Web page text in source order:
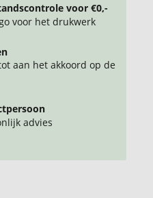
voor €0,-
voor het drukwerk
aan het akkoord op de
advies